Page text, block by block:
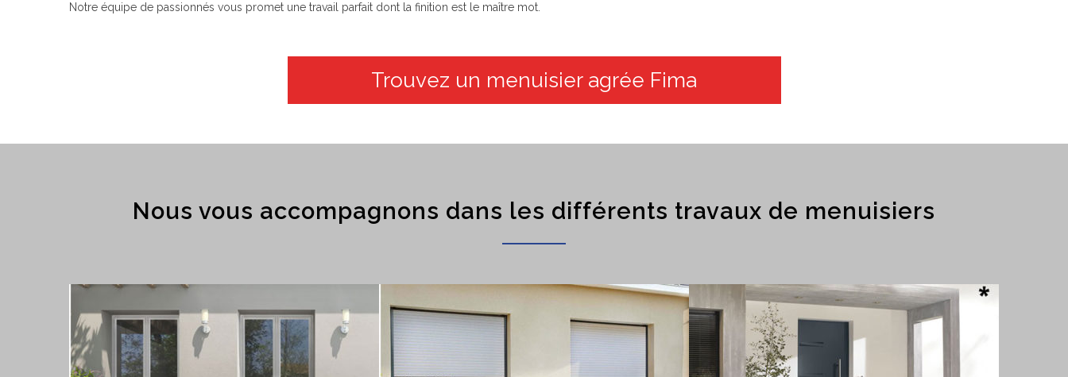
Notre équipe de passionnés vous promet une travail parfait dont la finition est le maître mot.
Trouvez un menuisier agrée Fima
Nous vous accompagnons dans les différents travaux de menuisiers